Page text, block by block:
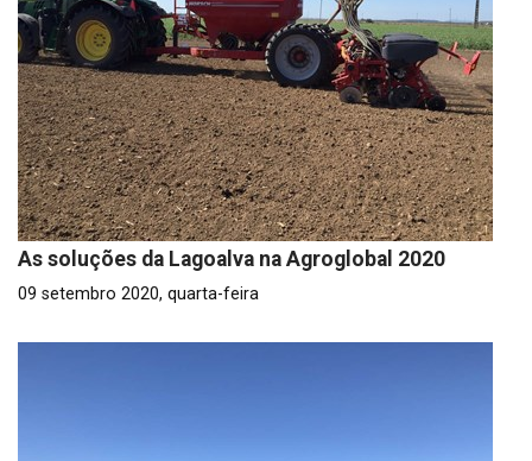
As soluções da Lagoalva na Agroglobal 2020
09 setembro 2020, quarta-feira